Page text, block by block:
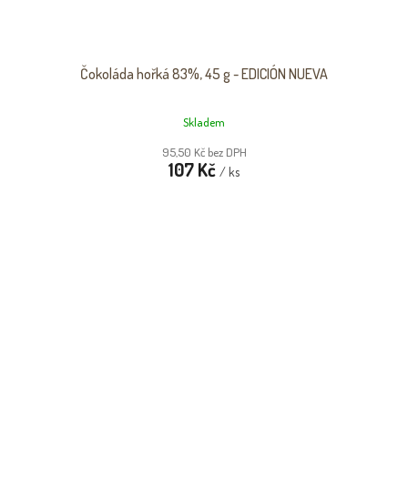
Čokoláda hořká 83%, 45 g - EDICIÓN NUEVA
Skladem
95,50 Kč bez DPH
107 Kč / ks